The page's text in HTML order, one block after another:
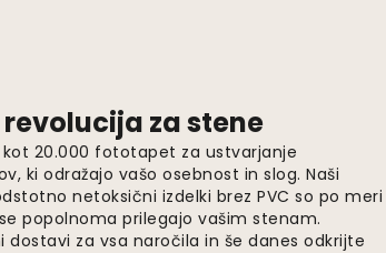
za stene
20.000 fototapet za ustvarjanje
ki odražajo vašo osebnost in slog. Naši
netoksični izdelki brez PVC so po meri
popolnoma prilegajo vašim stenam.
dostavi za vsa naročila in še danes odkrijte